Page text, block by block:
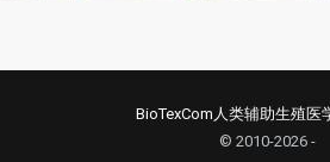
© 2010-2026 -
BioTexCom人类辅助生殖医